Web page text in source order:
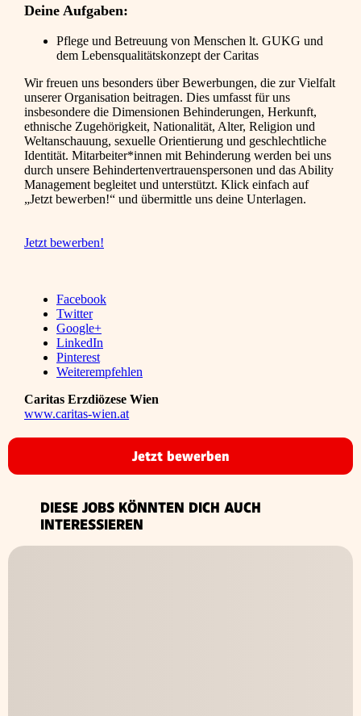
Deine Aufgaben:
Pflege und Betreuung von Menschen lt. GUKG und
dem Lebensqualitätskonzept der Caritas
Wir freuen uns besonders über Bewerbungen, die zur Vielfalt
unserer Organisation beitragen. Dies umfasst für uns
insbesondere die Dimensionen Behinderungen, Herkunft,
ethnische Zugehörigkeit, Nationalität, Alter, Religion und
Weltanschauung, sexuelle Orientierung und geschlechtliche
Identität. Mitarbeiter*innen mit Behinderung werden bei uns
durch unsere Behindertenvertrauenspersonen und das Ability
Management begleitet und unterstützt. Klick einfach auf
„Jetzt bewerben!“ und übermittle uns deine Unterlagen.
Jetzt bewerben!
Facebook
Twitter
Google+
LinkedIn
Pinterest
Weiterempfehlen
Caritas Erzdiözese Wien
www.caritas-wien.at
Jetzt bewerben
DIESE JOBS KÖNNTEN DICH AUCH
INTERESSIEREN